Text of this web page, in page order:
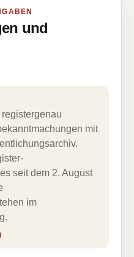
und
mit
seit dem 2. August
im